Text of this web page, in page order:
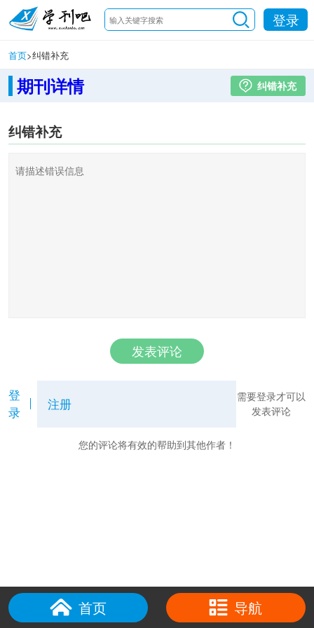
登录
首页>纠错补充
期刊详情 纠错补充
纠错补充
发表评论
登
录
注册
需要登录才可以
发表评论
您的评论将有效的帮助到其他作者！
首页 导航